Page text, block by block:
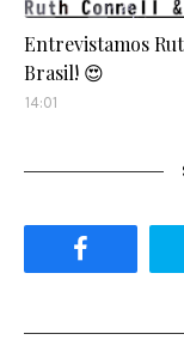
Entrevistamos
Brasil! 😍
14:01